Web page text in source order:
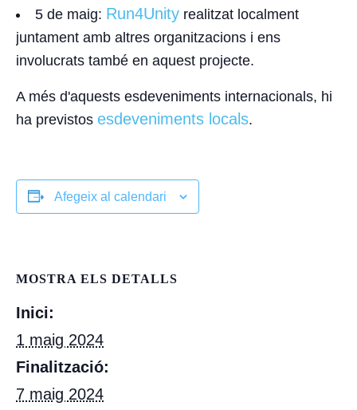
5 de maig: Run4Unity realitzat localment
juntament amb altres organitzacions i ens
involucrats també en aquest projecte.
A més d'aquests esdeveniments internacionals, hi
ha previstos esdeveniments locals.
Afegeix al calendari
MOSTRA ELS DETALLS
Inici:
1 maig 2024
Finalització:
7 maig 2024